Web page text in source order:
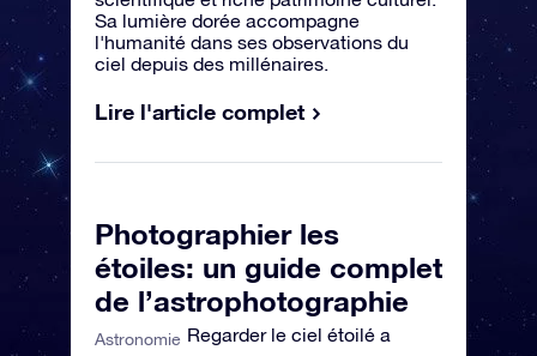
Sa lumière dorée accompagne
l'humanité dans ses observations du
ciel depuis des millénaires.
Lire l'article complet
Photographier les
étoiles: un guide complet
de l’astrophotographie
Astronomie Regarder le ciel étoilé a